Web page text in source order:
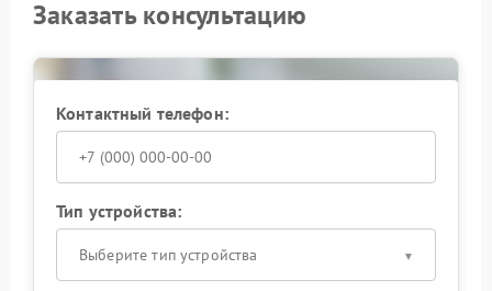
Заказать консультацию
Контактный телефон:
Тип устройства:
Выберите тип устройства